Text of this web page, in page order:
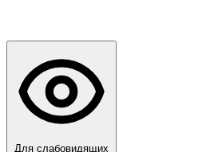
Для слабовидящих